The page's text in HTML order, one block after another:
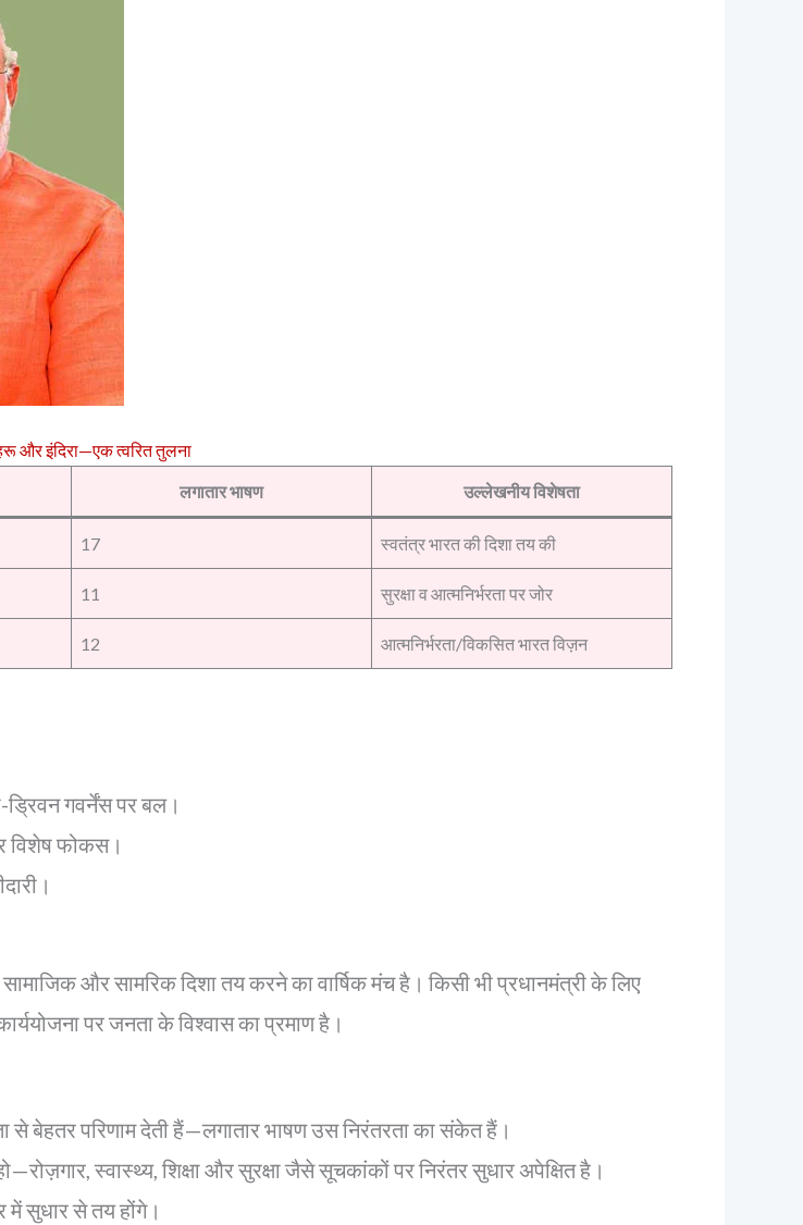
और इंदिरा—एक त्वरित तुलना
लगातार भाषण उल्लेखनीय विशेषता
17 स्वतंत्र भारत की दिशा तय की
11 सुरक्षा व आत्मनिर्भरता पर जोर
12 आत्मनिर्भरता/विकसित भारत विज़न
गवर्नेंस पर बल।
विशेष फोकस।
और सामरिक दिशा तय करने का वार्षिक मंच है। किसी भी प्रधानमंत्री के लिए
पर जनता के विश्वास का प्रमाण है।
से बेहतर परिणाम देती हैं—लगातार भाषण उस निरंतरता का संकेत हैं।
स्वास्थ्य, शिक्षा और सुरक्षा जैसे सूचकांकों पर निरंतर सुधार अपेक्षित है।
में सुधार से तय होंगे।